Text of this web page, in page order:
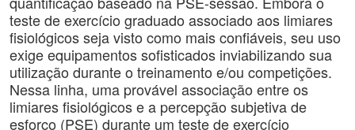
teste de exercício graduado associado aos limiares
fisiológicos seja visto como mais confiáveis, seu uso
exige equipamentos sofisticados inviabilizando sua
utilização durante o treinamento e/ou competições.
Nessa linha, uma provável associação entre os
limiares fisiológicos e a percepção subjetiva de
esforço (PSE) durante um teste de exercício